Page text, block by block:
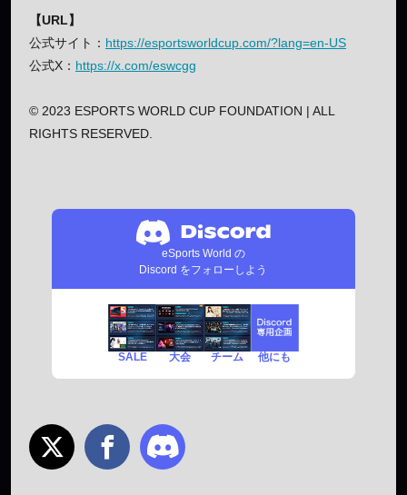
【URL】
公式サイト： https://esportsworldcup.com/?lang=en-US
公式X： https://x.com/eswcgg
© 2023 ESPORTS WORLD CUP FOUNDATION | ALL
RIGHTS RESERVED.
eSports World の
Discord をフォローしよう
SALE 大会 チーム 他にも